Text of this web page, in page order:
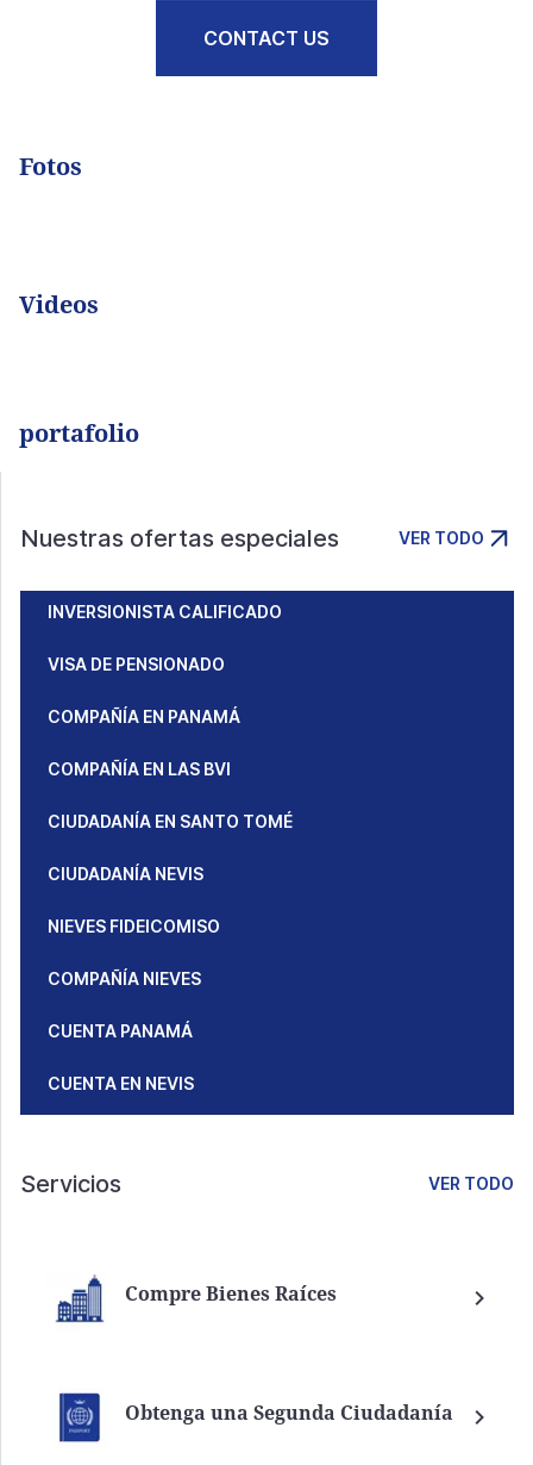
CONTACT US
Fotos
Videos
portafolio
Nuestras ofertas especiales VER TODO
INVERSIONISTA CALIFICADO
VISA DE PENSIONADO
COMPAÑÍA EN PANAMÁ
COMPAÑÍA EN LAS BVI
CIUDADANÍA EN SANTO TOMÉ
CIUDADANÍA NEVIS
NIEVES FIDEICOMISO
COMPAÑÍA NIEVES
CUENTA PANAMÁ
CUENTA EN NEVIS
Servicios VER TODO
Compre Bienes Raíces
Obtenga una Segunda Ciudadanía